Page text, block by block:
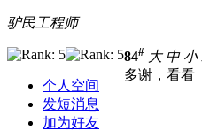
驴民工程师
个人空间
发短消息
加为好友
84# 大 中 小
多谢，看看